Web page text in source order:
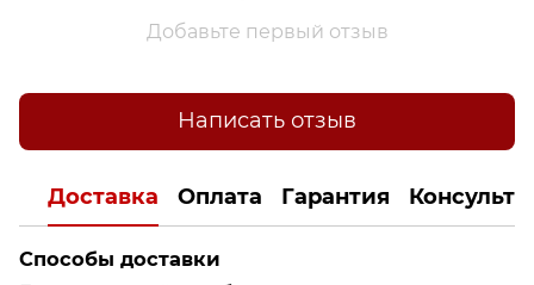
Добавьте первый отзыв
Написать отзыв
Доставка Оплата Гарантия
Способы доставки